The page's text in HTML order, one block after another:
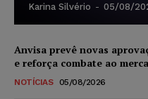
Karina Silvério - 05/08/
Anvisa prevê novas
e reforça combate ao
NOTÍCIAS 05/08/2026